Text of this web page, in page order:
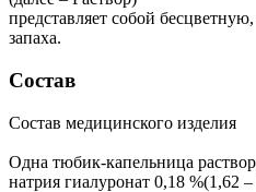
представляет собой
запаха.
Состав
Состав медицинского изделия
Одна тюбик-капельница
натрия гиалуронат 0,18 %(1,62